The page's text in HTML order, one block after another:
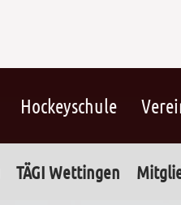
Hockeyschule
TÄGI Wettingen